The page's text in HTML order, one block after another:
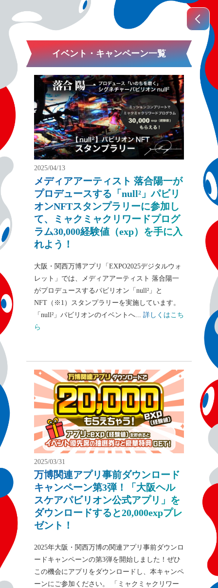
イベント・キャンペーン一覧
2025/04/13
メディアアーティスト 落合陽一が
プロデュースする「null²」パビリ
オンNFTスタンプラリーに参加し
て、ミャクミャクリワードプログ
ラム30,000経験値（exp）を手に入
れよう！
大阪・関西万博アプリ「EXPO2025デジタルウォ
レット」では、メディアアーティスト 落合陽一
がプロデュースするパビリオン「null²」と
NFT（※1）スタンプラリーを実施しています。
「null²」パビリオンのイベントへ... 詳しくはこち
ら
2025/03/31
万博関連アプリ事前ダウンロード
キャンペーン第3弾！「大阪ヘル
スケアパビリオン公式アプリ」を
ダウンロードすると20,000expプレ
ゼント！
2025年大阪・関西万博の関連アプリ事前ダウンロ
ードキャンペーンの第3弾を開始しました！ぜひ
この機会にアプリをダウンロードし、本キャンペ
ーンにご参加ください。 「ミャクミャクリワー